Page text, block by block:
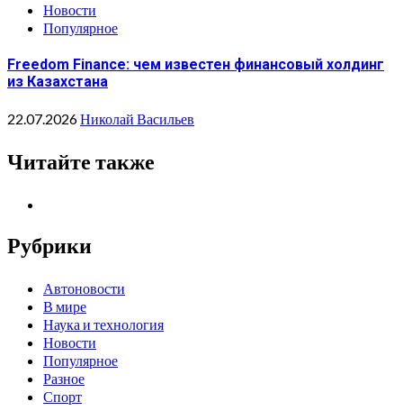
Новости
Популярное
Freedom Finance: чем известен финансовый холдинг
из Казахстана
22.07.2026Николай Васильев
Читайте также
Рубрики
Автоновости
В мире
Наука и технология
Новости
Популярное
Разное
Спорт